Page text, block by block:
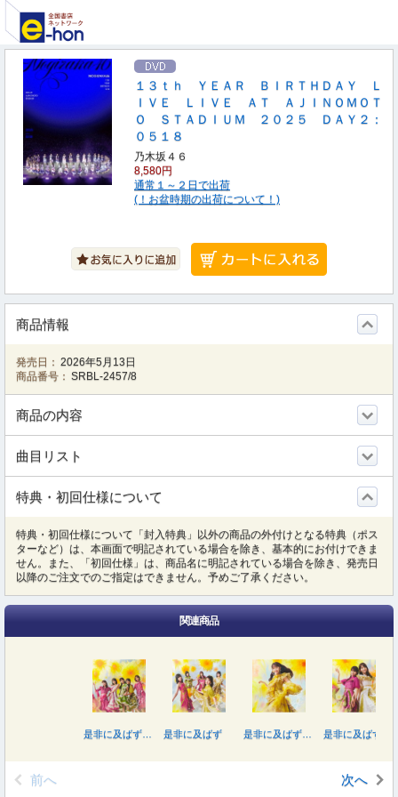
１３ｔｈ ＹＥＡＲ ＢＩＲＴＨＤＡＹ Ｌ
ＩＶＥ ＬＩＶＥ ＡＴ ＡＪＩＮＯＭＯＴ
Ｏ ＳＴＡＤＩＵＭ ２０２５ ＤＡＹ２：
０５１８
乃木坂４６
8,580円
通常１～２日で出荷
(！お盆時期の出荷について！)
商品情報
発売日： 2026年5月13日
商品番号： SRBL-2457/8
商品の内容
曲目リスト
特典・初回仕様について
特典・初回仕様について「封入特典」以外の商品の外付けとなる特典（ポス
ターなど）は、本画面で明記されている場合を除き、基本的にお付けできま
せん。また、「初回仕様」は、商品名に明記されている場合を除き、発売日
以降のご注文でのご指定はできません。予めご了承ください。
関連商品
是非に及ばず
前へ 次へ